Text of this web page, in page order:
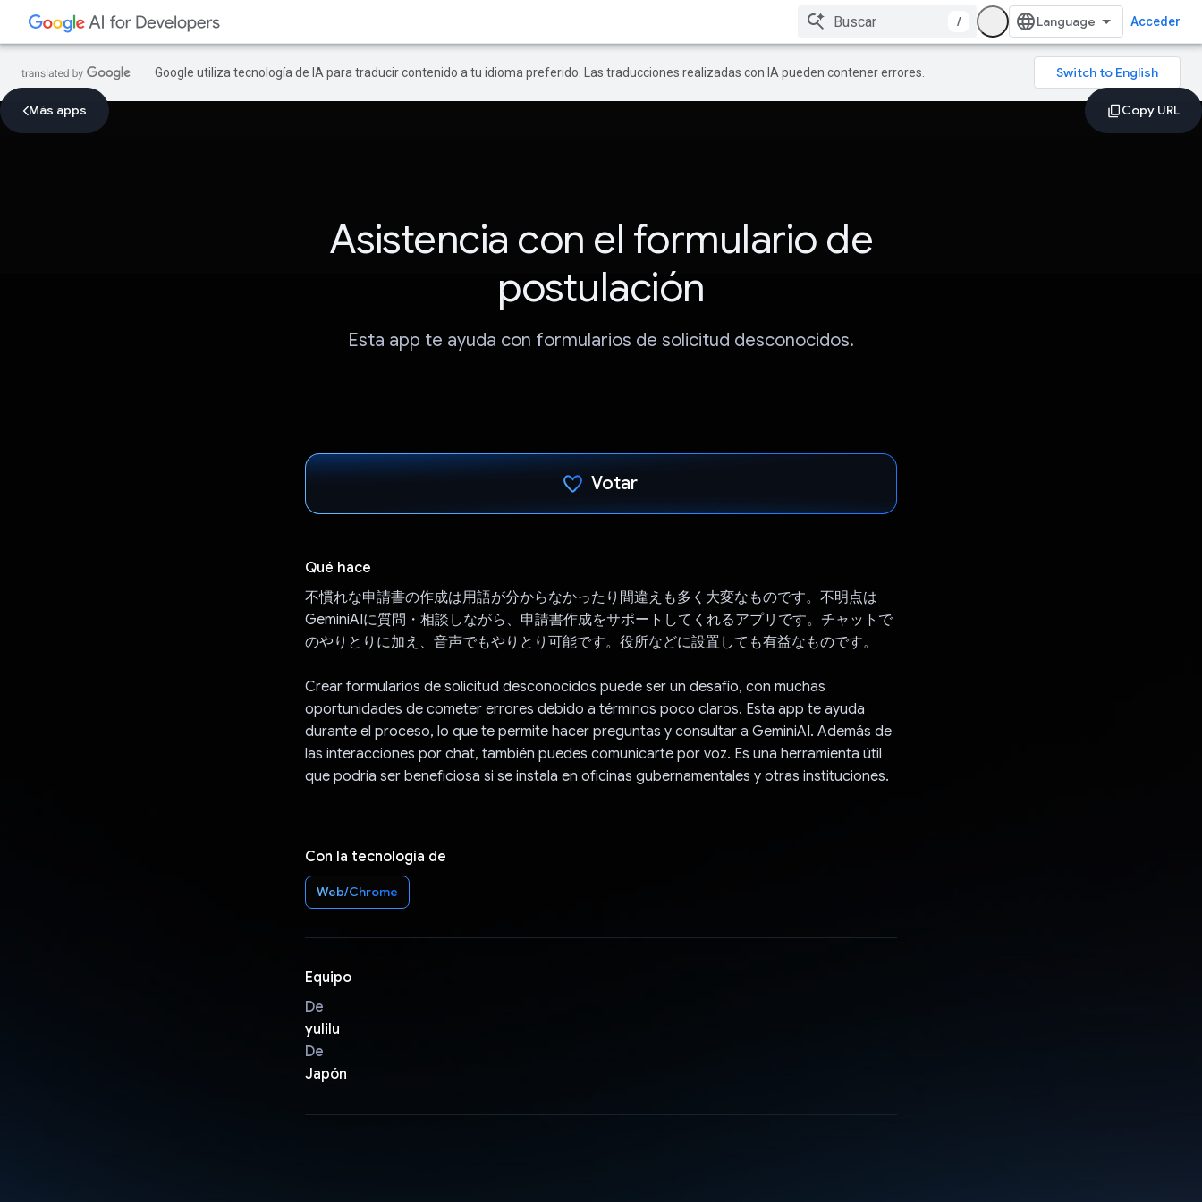
/ Acceder
Google utiliza tecnología de IA para traducir contenido a tu idioma preferido. Las traducciones realizadas con IA pueden contener errores.
Más apps
Asistencia con el formulario de
postulación
Esta app te ayuda con formularios de solicitud desconocidos.
Votar
Qué hace
不慣れな申請書の作成は用語が分からなかったり間違えも多く大変なものです。不明点は
GeminiAIに質問・相談しながら、申請書作成をサポートしてくれるアプリです。チャットで
のやりとりに加え、音声でもやりとり可能です。役所などに設置しても有益なものです。
Crear formularios de solicitud desconocidos puede ser un desafío, con muchas
oportunidades de cometer errores debido a términos poco claros. Esta app te ayuda
durante el proceso, lo que te permite hacer preguntas y consultar a GeminiAI. Además de
las interacciones por chat, también puedes comunicarte por voz. Es una herramienta útil
que podría ser beneficiosa si se instala en oficinas gubernamentales y otras instituciones.
Con la tecnología de
Web/Chrome
Equipo
De
yulilu
De
Japón